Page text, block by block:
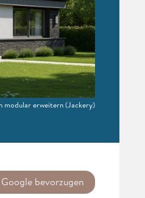
modular erweitern(Jackery)
bevorzugen